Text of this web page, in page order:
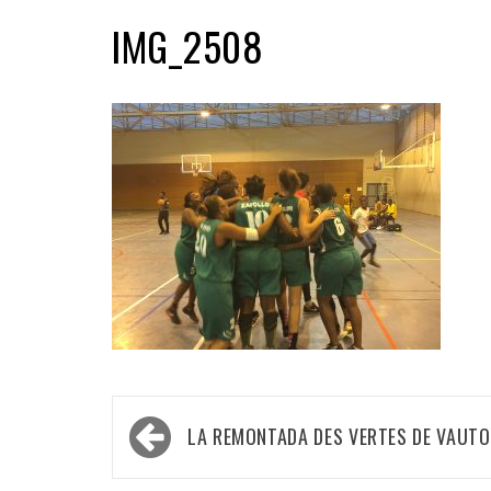
IMG_2508
Navigation
de LA REMONTADA DES VERTES DE